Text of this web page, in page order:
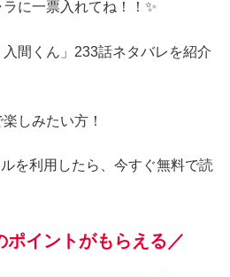
に一票入れてね！！✨
間くん」233話ネタバレを紹介
しみたい方！
を利用したら、今すぐ無料で読
ポイントがもらえる／